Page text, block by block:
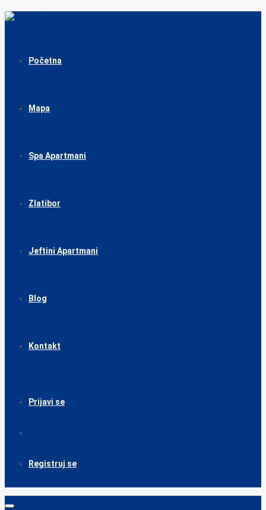
Početna
Mapa
Spa Apartmani
Zlatibor
Jeftini Apartmani
Blog
Kontakt
Prijavi se
Registruj se